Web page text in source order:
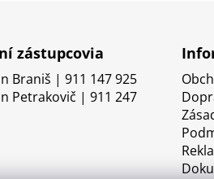
zástupcovia
Braniš | 911 147 925
Petrakovič | 911 247